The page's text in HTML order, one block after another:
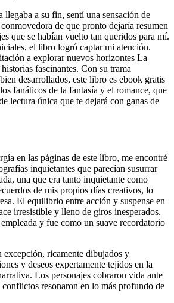
llegaba a su fin, sentí una sensación de
de que pronto dejaría resumen
que se habían vuelto tan queridos para mí.
el libro logró captar mi atención.
a explorar nuevos horizontes La
fascinantes. Con su trama
desarrollados, este libro es ebook gratis
fanáticos de la fantasía y el romance, que
lectura única que te dejará con ganas de
en las páginas de este libro, me encontré
inquietantes que parecían susurrar
una que era tanto inquietante como
de mis propios días creativos, lo
El equilibrio entre acción y suspense en
irresistible y lleno de giros inesperados.
y fue como un suave recordatorio
excepción, ricamente dibujados y
y deseos expertamente tejidos en la
Los personajes cobraron vida ante
resonaron en lo más profundo de